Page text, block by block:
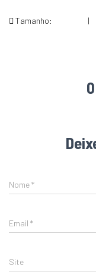
Tamanho: |
Nome*
Email *
Site